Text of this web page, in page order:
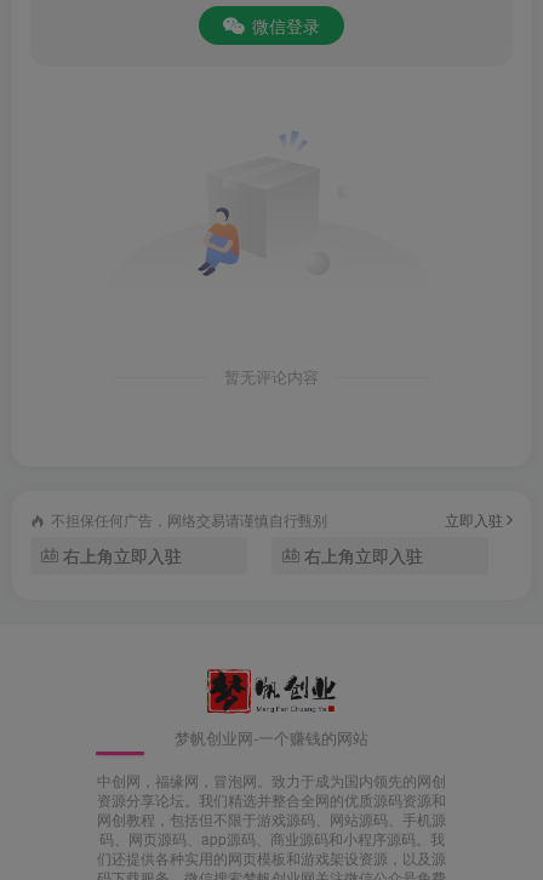
微信登录
暂无评论内容
不担保任何广告，网络交易请谨慎自行甄别 立即入驻
右上角立即入驻 右上角立即入驻
梦帆创业网-一个赚钱的网站
中创网，福缘网，冒泡网。致力于成为国内领先的网创
资源分享论坛。我们精选并整合全网的优质源码资源和
网创教程，包括但不限于游戏源码、网站源码、手机源
码、网页源码、app源码、商业源码和小程序源码。我
们还提供各种实用的网页模板和游戏架设资源，以及源